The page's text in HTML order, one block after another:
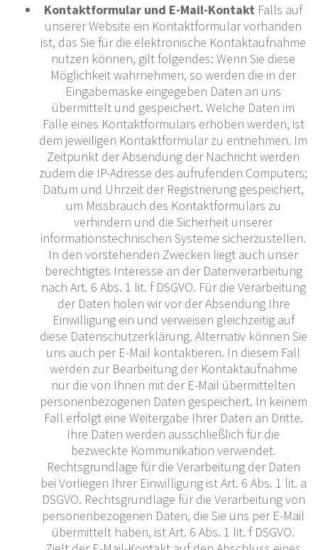
Kontaktformular und E-Mail-Kontakt Falls auf
unserer Website ein Kontaktformular vorhanden
ist, das Sie für die elektronische Kontaktaufnahme
nutzen können, gilt folgendes: Wenn Sie diese
Möglichkeit wahrnehmen, so werden die in der
Eingabemaske eingegeben Daten an uns
übermittelt und gespeichert. Welche Daten im
Falle eines Kontaktformulars erhoben werden, ist
dem jeweiligen Kontaktformular zu entnehmen. Im
Zeitpunkt der Absendung der Nachricht werden
zudem die IP-Adresse des aufrufenden Computers;
Datum und Uhrzeit der Registrierung gespeichert,
um Missbrauch des Kontaktformulars zu
verhindern und die Sicherheit unserer
informationstechnischen Systeme sicherzustellen.
In den vorstehenden Zwecken liegt auch unser
berechtigtes Interesse an der Datenverarbeitung
nach Art. 6 Abs. 1 lit. f DSGVO. Für die Verarbeitung
der Daten holen wir vor der Absendung Ihre
Einwilligung ein und verweisen gleichzeitig auf
diese Datenschutzerklärung. Alternativ können Sie
uns auch per E-Mail kontaktieren. In diesem Fall
werden zur Bearbeitung der Kontaktaufnahme
nur die von Ihnen mit der E-Mail übermittelten
personenbezogenen Daten gespeichert. In keinem
Fall erfolgt eine Weitergabe Ihrer Daten an Dritte.
Ihre Daten werden ausschließlich für die
bezweckte Kommunikation verwendet.
Rechtsgrundlage für die Verarbeitung der Daten
bei Vorliegen Ihrer Einwilligung ist Art. 6 Abs. 1 lit. a
DSGVO. Rechtsgrundlage für die Verarbeitung von
personenbezogenen Daten, die Sie uns per E-Mail
übermittelt haben, ist Art. 6 Abs. 1 lit. f DSGVO.